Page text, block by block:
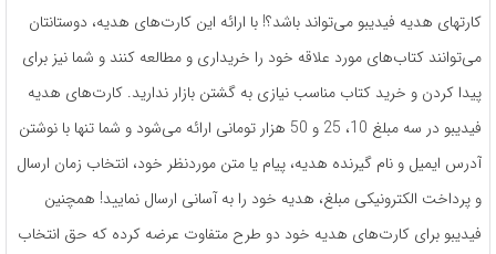
کارت‎های هدیه فیدیبو می‌تواند باشد؟! با ارائه این کارت‌های هدیه، دوستانتان
می‌توانند کتاب‌های مورد علاقه خود را خریداری و مطالعه کنند و شما نیز برای
پیدا کردن و خرید کتاب مناسب نیازی به گشتن بازار ندارید. کارت‌های هدیه
فیدیبو در سه مبلغ 10، 25 و 50 هزار تومانی ارائه می‌شود و شما تنها با نوشتن
آدرس ایمیل و نام گیرنده هدیه، پیام یا متن موردنظر خود، انتخاب زمان ارسال
و پرداخت الکترونیکی مبلغ، هدیه خود را به آسانی ارسال نمایید! همچنین
فیدیبو برای کارت‌های هدیه خود دو طرح متفاوت عرضه کرده که حق انتخاب